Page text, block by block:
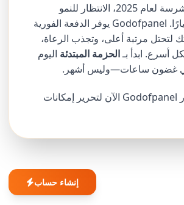
في المنافسة الشرسة لعام 2025، الانتظار للنمو
العضوي ليس خيارًا. Godofpanel يوفر الدفعة الفورية
لتحتل مرتبة أعلى، وتجذب الرعاة،
أسرع. ابدأ بـالحزمة المبتدئة اليوم
في غضون ساعات—وليس أشهر.
زر Godofpanel الآن لتحرير إمكانات
إنشاء حساب